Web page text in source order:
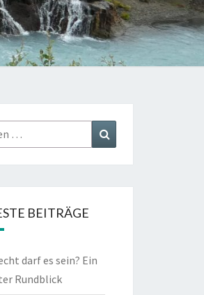
BEITRÄGE
darf es sein? Ein
Rundblick